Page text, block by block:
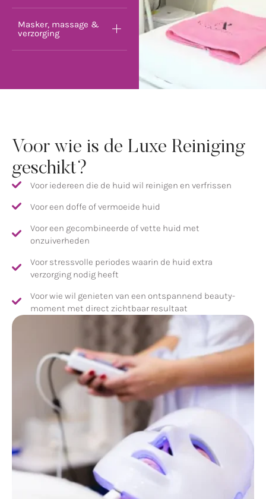
Masker, massage &
verzorging
Voor wie is de Luxe Reiniging
geschikt?
Voor iedereen die de huid wil reinigen en verfrissen
Voor een doffe of vermoeide huid
Voor een gecombineerde of vette huid met
onzuiverheden
Voor stressvolle periodes waarin de huid extra
verzorging nodig heeft
Voor wie wil genieten van een ontspannend beauty-
moment met direct zichtbaar resultaat